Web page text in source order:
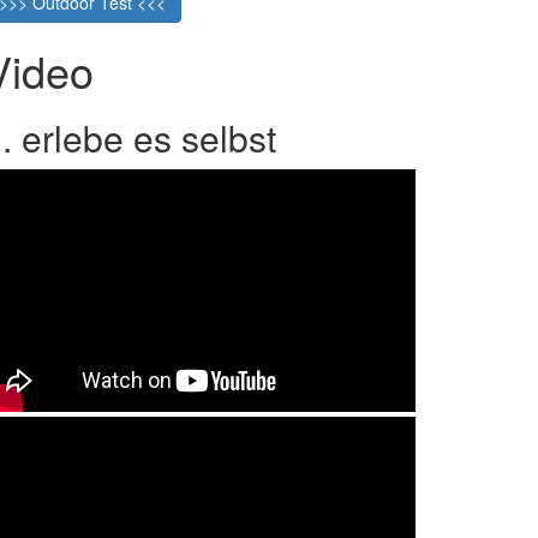
erlebe es selbst